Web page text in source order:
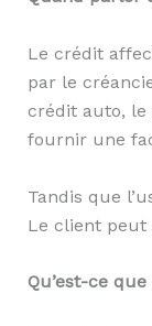
Le crédit
par le
crédit auto,
fournir une
Tandis que
Le client
Qu’est-ce